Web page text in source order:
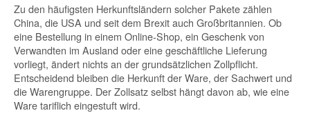
Zu den häufigsten Herkunftsländern solcher Pakete zählen
China, die USA und seit dem Brexit auch Großbritannien. Ob
eine Bestellung in einem Online-Shop, ein Geschenk von
Verwandten im Ausland oder eine geschäftliche Lieferung
vorliegt, ändert nichts an der grundsätzlichen Zollpflicht.
Entscheidend bleiben die Herkunft der Ware, der Sachwert und
die Warengruppe. Der Zollsatz selbst hängt davon ab, wie eine
Ware tariflich eingestuft wird.